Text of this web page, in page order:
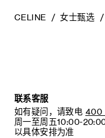
CELINE 女士甄选
联系客服
如有疑问，请致电 400
周一至周五10:00-
以具体安排为准